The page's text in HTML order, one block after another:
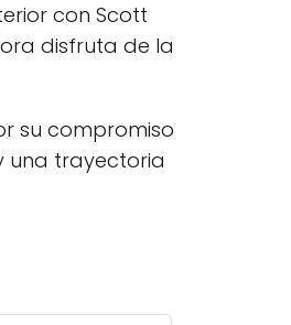
con Scott
disfruta de la
su compromiso
una trayectoria